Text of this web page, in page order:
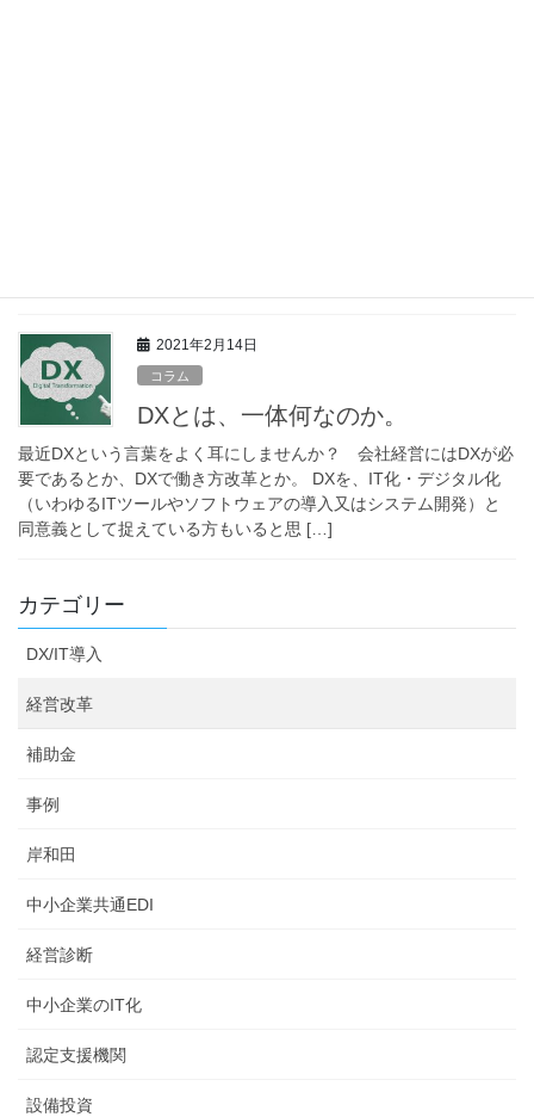
2021年2月14日
コラム
DXとは、一体何なのか。
最近DXという言葉をよく耳にしませんか？ 会社経営にはDXが必
要であるとか、DXで働き方改革とか。 DXを、IT化・デジタル化
（いわゆるITツールやソフトウェアの導入又はシステム開発）と
同意義として捉えている方もいると思 […]
カテゴリー
DX/IT導入
経営改革
補助金
事例
岸和田
中小企業共通EDI
経営診断
中小企業のIT化
認定支援機関
設備投資